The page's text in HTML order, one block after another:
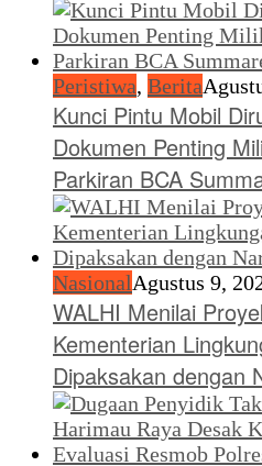
Peristiwa, Berita
Kunci Pintu Mobil
Dokumen Penting
Parkiran BCA
NasionalAgustus 9,
WALHI Menilai
Kementerian
Dipaksakan dengan